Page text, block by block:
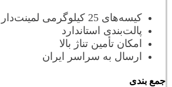
کیسه‌های 25 کیلوگرمی لمینت‌دار
پالت‌بندی استاندارد
امکان تأمین تناژ بالا
ارسال به سراسر ایران
جمع بندی